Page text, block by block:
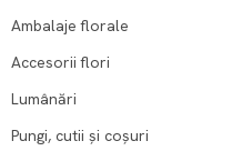
Ambalaje florale
Accesorii flori
Lumânări
Pungi, cutii și coșuri